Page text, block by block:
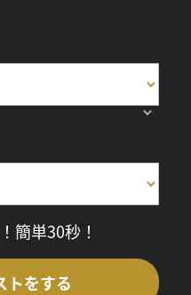
簡単30秒！
トをする